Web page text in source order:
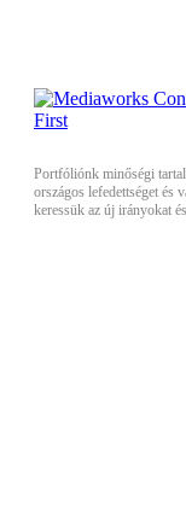
Portfóliónk minőségi
országos lefedettséget és
keressük az új irányokat